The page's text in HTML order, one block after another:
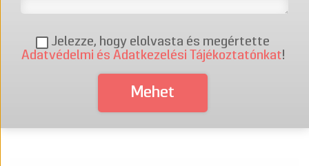
Jelezze, hogy elolvasta és megértette
Adatvédelmi és Adatkezelési Tájékoztatónkat!